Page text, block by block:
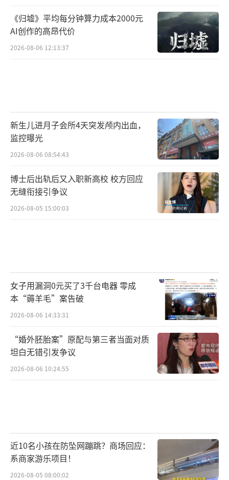
《归墟》平均每分钟算力成本2000元
AI创作的高昂代价
2026-08-06 12:13:37
新生儿进月子会所4天突发颅内出血，
监控曝光
2026-08-06 08:54:43
博士后出轨后又入职新高校 校方回应
无缝衔接引争议
2026-08-05 15:00:03
女子用漏洞0元买了3千台电器 零成
本“薅羊毛”案告破
2026-08-06 14:33:31
“婚外胚胎案”原配与第三者当面对质
坦白无错引发争议
2026-08-06 10:24:55
近10名小孩在防坠网蹦跳？商场回应：
系商家游乐项目！
2026-08-05 08:00:02